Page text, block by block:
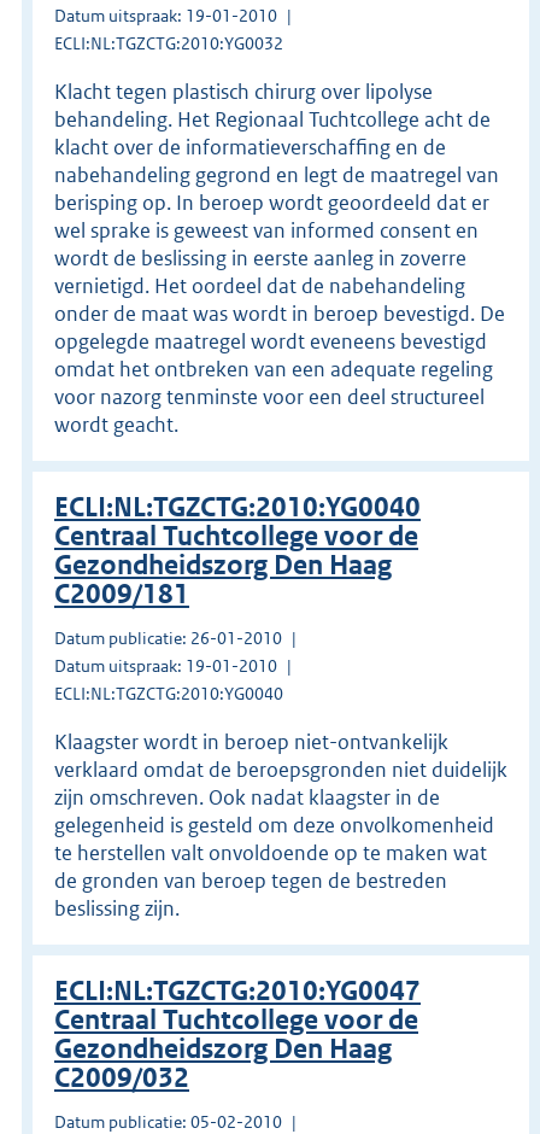
Datum uitspraak: 19-01-2010
ECLI:NL:TGZCTG:2010:YG0032
Klacht tegen plastisch chirurg over lipolyse
behandeling. Het Regionaal Tuchtcollege acht de
klacht over de informatieverschaffing en de
nabehandeling gegrond en legt de maatregel van
berisping op. In beroep wordt geoordeeld dat er
wel sprake is geweest van informed consent en
wordt de beslissing in eerste aanleg in zoverre
vernietigd. Het oordeel dat de nabehandeling
onder de maat was wordt in beroep bevestigd. De
opgelegde maatregel wordt eveneens bevestigd
omdat het ontbreken van een adequate regeling
voor nazorg tenminste voor een deel structureel
wordt geacht.
ECLI:NL:TGZCTG:2010:YG0040
Centraal Tuchtcollege voor de
Gezondheidszorg Den Haag
C2009/181
Datum publicatie: 26-01-2010
Datum uitspraak: 19-01-2010
ECLI:NL:TGZCTG:2010:YG0040
Klaagster wordt in beroep niet-ontvankelijk
verklaard omdat de beroepsgronden niet duidelijk
zijn omschreven. Ook nadat klaagster in de
gelegenheid is gesteld om deze onvolkomenheid
te herstellen valt onvoldoende op te maken wat
de gronden van beroep tegen de bestreden
beslissing zijn.
ECLI:NL:TGZCTG:2010:YG0047
Centraal Tuchtcollege voor de
Gezondheidszorg Den Haag
C2009/032
Datum publicatie: 05-02-2010